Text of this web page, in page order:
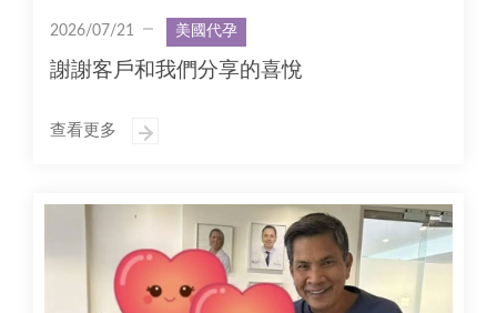
2026/07/21 美國代孕
謝謝客戶和我們分享的喜悅
查看更多